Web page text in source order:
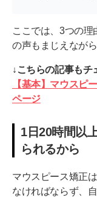
ここでは、3つの
の声もまじえなが
↓こちらの記事もチ
【基本】マウスピ
ページ
1日20時間以
られるから
マウスピース矯正
なければならず、